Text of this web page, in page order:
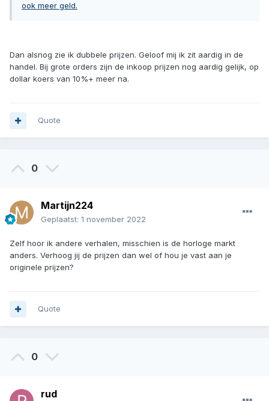
ook meer geld.
Dan alsnog zie ik dubbele prijzen. Geloof mij ik zit aardig in de
handel. Bij grote orders zijn de inkoop prijzen nog aardig gelijk, op
dollar koers van 10%+ meer na.
Quote
0
Martijn224
Geplaatst: 1 november 2022
Zelf hoor ik andere verhalen, misschien is de horloge markt
anders. Verhoog jij de prijzen dan wel of hou je vast aan je
originele prijzen?
Quote
0
rud